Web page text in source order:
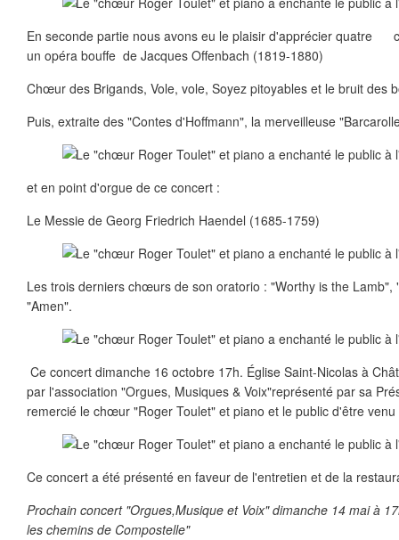
En seconde partie nous avons eu le plaisir d'apprécier quatre
un opéra bouffe de Jacques Offenbach (1819-1880)
Chœur des Brigands, Vole, vole, Soyez pitoyables et le bruit des
Puis, extraite des "Contes d'Hoffmann", la merveilleuse
et en point d'orgue de ce concert :
Le Messie de Georg Friedrich Haendel (1685-1759)
Les trois derniers chœurs de son oratorio : "Worthy is the Lamb",
"Amen".
Ce concert dimanche 16 octobre 17h. Église Saint-Nicolas à
par l'association "Orgues, Musiques & Voix"représenté par sa
remercié le chœur "Roger Toulet" et piano et le public d'être
Ce concert a été présenté en faveur de l'entretien et de la
Prochain concert "Orgues,Musique et Voix" dimanche 14 mai à
les chemins de Compostelle"